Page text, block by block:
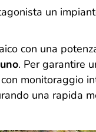
un
con una
. Per garantire
con monitoraggio
una rapida